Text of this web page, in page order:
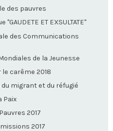
des pauvres
ET EXSULTATE"
des Communications
de la Jeunesse
carême 2018
du migrant et du réfugié
Paix
2017
2017